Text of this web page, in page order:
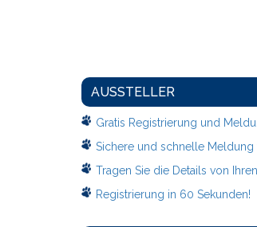
AUSSTELLER
Gratis Registrierung und
Sichere und schnelle Meldung
Tragen Sie die Details von
Registrierung in 60 Sekunden!